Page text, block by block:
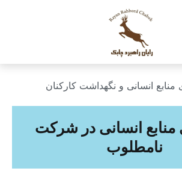
منابع انسانی در شرکت
نامطلوب